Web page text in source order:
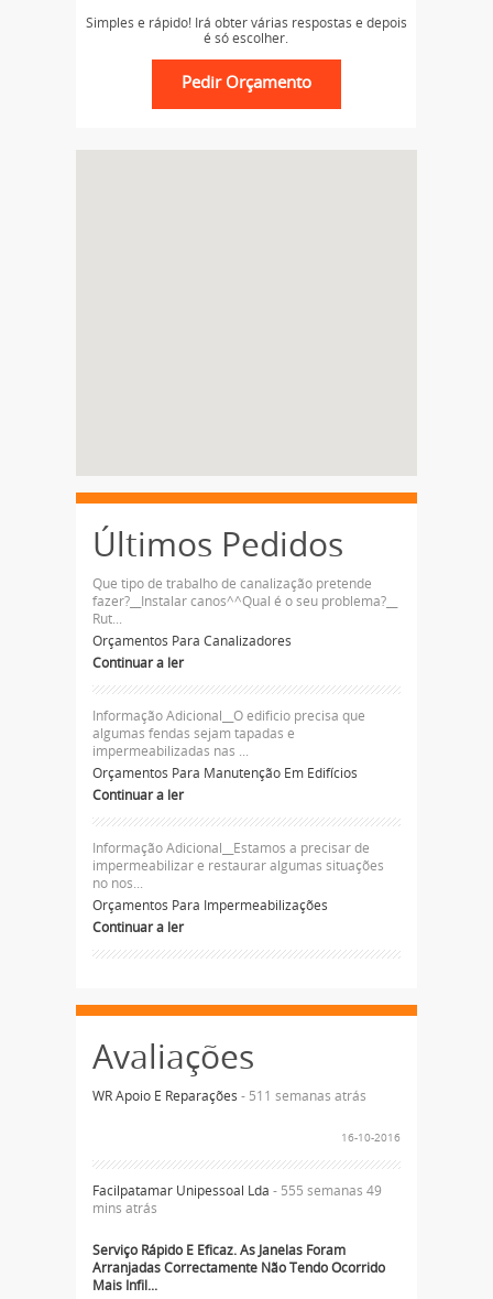
Simples e rápido! Irá obter várias respostas e depois
é só escolher.
Últimos Pedidos
Que tipo de trabalho de canalização pretende
fazer?__Instalar canos^^Qual é o seu problema?__
Rut...
Orçamentos Para Canalizadores
Continuar a ler
Informação Adicional__O edificio precisa que
algumas fendas sejam tapadas e
impermeabilizadas nas ...
Orçamentos Para Manutenção Em Edifícios
Continuar a ler
Informação Adicional__Estamos a precisar de
impermeabilizar e restaurar algumas situações
no nos...
Orçamentos Para Impermeabilizações
Continuar a ler
Avaliações
WR Apoio E Reparações - 511 semanas atrás
16-10-2016
Facilpatamar Unipessoal Lda - 555 semanas 49
mins atrás
Serviço Rápido E Eficaz. As Janelas Foram
Arranjadas Correctamente Não Tendo Ocorrido
Mais Infil...